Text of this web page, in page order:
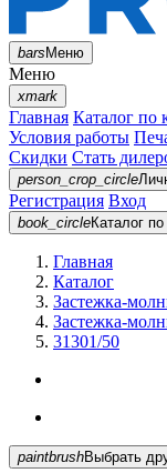
barsМеню
Меню
xmark
Главная Каталог по
Условия работы
Скидки Стать
person_crop_circle
Регистрация Вход
book_circleКаталог по
Главная
Каталог
Застежка-
Застежка-
31301/50
paintbrush